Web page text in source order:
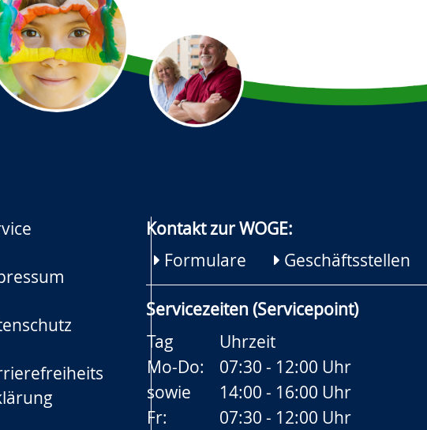
Kontakt zur WOGE:
Formulare
Geschäftsstellen
Servicezeiten (Servicepoint)
Tag
Uhrzeit
Mo-Do:
07:30 - 12:00 Uhr
sowie
14:00 - 16:00 Uhr
Fr:
07:30 - 12:00 Uhr